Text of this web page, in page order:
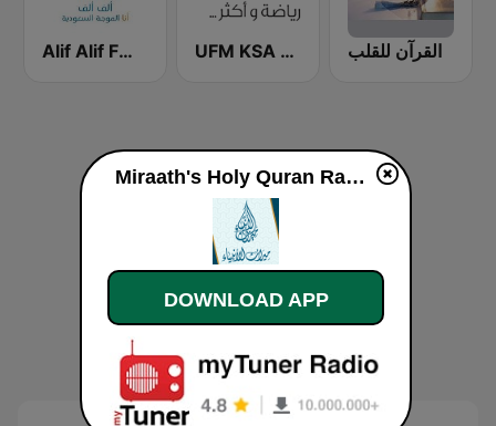
Alif Alif FM (ألف ألف إف إم) UFM KSA (يو إف إم) القرآن للقلب
Miraath's Holy Quran Radio ( ميراث القرآن الكريم) live
DOWNLOAD APP